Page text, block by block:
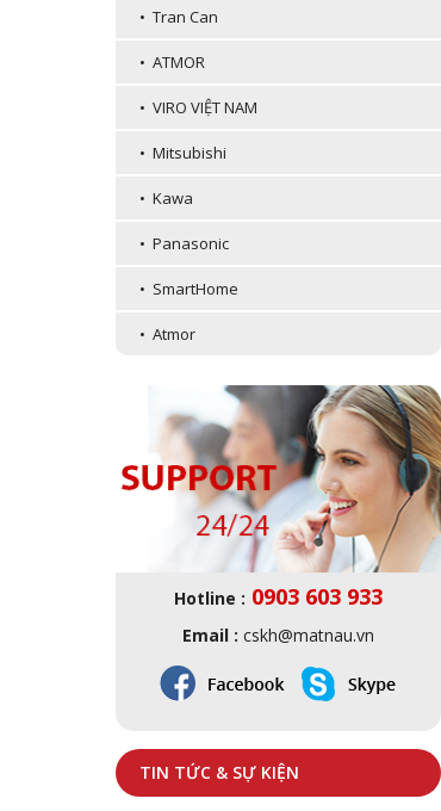
• Tran Can
• ATMOR
• VIRO VIỆT NAM
• Mitsubishi
• Kawa
• Panasonic
• SmartHome
• Atmor
Hotline : 0903 603 933
Email : cskh@matnau.vn
TIN TỨC & SỰ KIỆN